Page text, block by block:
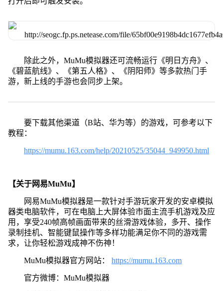
除此之外，MuMu模拟器还可流畅运行《明日方舟》、
《碧蓝航线》、《第五人格》、《阴阳师》等多款热门手
游，新上线的手游也会同步上架。
要下载其他渠道（B站、华为等）的游戏，可参考以下
教程：
https://mumu.163.com/help/20210525/35044_949950.html
【关于网易MuMu】
网易MuMu模拟器是一款针对手游玩家开发的安卓模拟
器类电脑软件，可在电脑上大屏体验市面主流手机游戏及应
用，享受240帧高帧画面带来的丝滑游戏体验，多开、操作
录制挂机、智能键鼠操作等多样功能满足你不同的游戏需
求，让你轻松游戏成神不伤神！
MuMu模拟器官方网站： https://mumu.163.com
官方微博：MuMu模拟器